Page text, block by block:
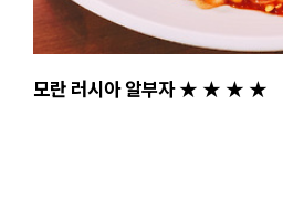
모란 러시아 알부자 ★ ★ ★ ★